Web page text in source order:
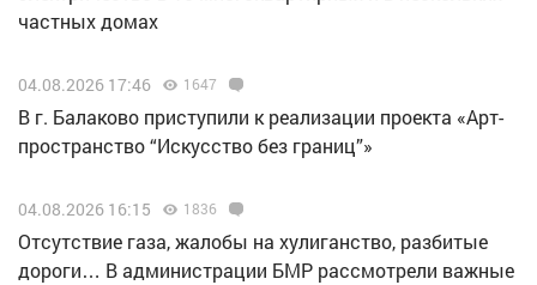
частных домах
04.08.2026 17:46 1647
В г. Балаково приступили к реализации проекта «Арт-
пространство “Искусство без границ”»
04.08.2026 16:15 1836
Отсутствие газа, жалобы на хулиганство, разбитые
дороги… В администрации БМР рассмотрели важные